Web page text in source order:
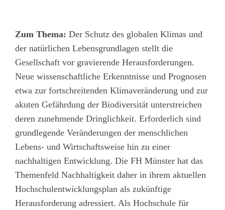
Zum Thema: Der Schutz des globalen Klimas und
der natürlichen Lebensgrundlagen stellt die
Gesellschaft vor gravierende Herausforderungen.
Neue wissenschaftliche Erkenntnisse und Prognosen
etwa zur fortschreitenden Klimaveränderung und zur
akuten Gefährdung der Biodiversität unterstreichen
deren zunehmende Dringlichkeit. Erforderlich sind
grundlegende Veränderungen der menschlichen
Lebens- und Wirtschaftsweise hin zu einer
nachhaltigen Entwicklung. Die FH Münster hat das
Themenfeld Nachhaltigkeit daher in ihrem aktuellen
Hochschulentwicklungsplan als zukünftige
Herausforderung adressiert. Als Hochschule für